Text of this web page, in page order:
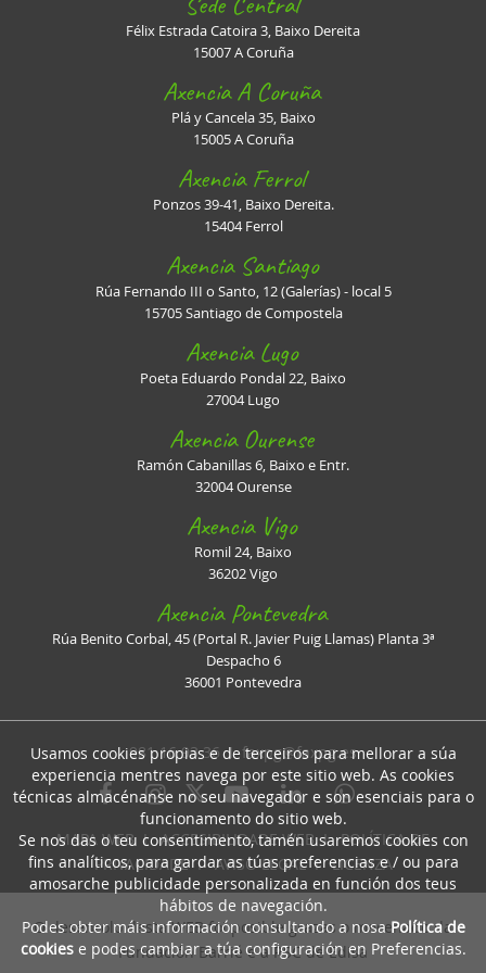
Félix Estrada Catoira 3, Baixo Dereita
15007 A Coruña
Axencia A Coruña
Plá y Cancela 35, Baixo
15005 A Coruña
Axencia Ferrol
Ponzos 39-41, Baixo Dereita.
15404 Ferrol
Axencia Santiago
Rúa Fernando III o Santo, 12 (Galerías) - local 5
15705 Santiago de Compostela
Axencia Lugo
Poeta Eduardo Pondal 22, Baixo
27004 Lugo
Axencia Ourense
Ramón Cabanillas 6, Baixo e Entr.
32004 Ourense
Axencia Vigo
Romil 24, Baixo
36202 Vigo
Axencia Pontevedra
Rúa Benito Corbal, 45 (Portal R. Javier Puig Llamas) Planta 3ª
Despacho 6
36001 Pontevedra
981 16 93 36 Ifaxpg@faxpg.es
MAPA WEBIACCESIBILIDADE WEBIPOLÍTICA DE
PRIVACIDADEIAVISO LEGALILICENZA
O desenrolo desta WEB foi posible grazas o mecenado da
Fundación Barrié e a RSC de Edisa
Usamos cookies propias e de terceiros para mellorar a súa
experiencia mentres navega por este sitio web. As cookies
técnicas almacénanse no seu navegador e son esenciais para o
funcionamento do sitio web.
Se nos das o teu consentimento, tamén usaremos cookies con
fins analíticos, para gardar as túas preferencias e / ou para
amosarche publicidade personalizada en función dos teus
hábitos de navegación.
Podes obter máis información consultando a nosaPolítica de
cookiese podes cambiar a túa configuración en Preferencias.